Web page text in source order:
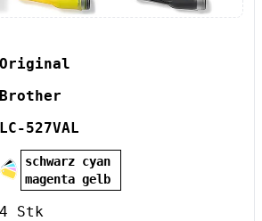
Original
Brother
LC-527VAL
schwarz cyan
magenta gelb
4 Stk